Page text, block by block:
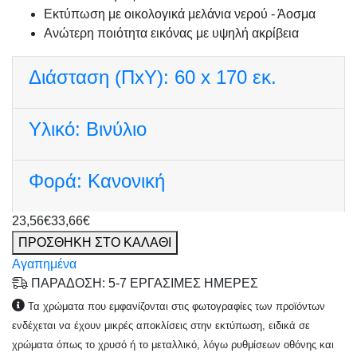
Εκτύπωση με οικολογικά μελάνια νερού - Άοσμα
Ανώτερη ποιότητα εικόνας με υψηλή ακρίβεια
Διάσταση (ΠxΥ): 60 x 170 εκ.
Υλικό: Βινύλιο
Φορά: Κανονική
23,56€33,66€
ΠΡΟΣΘΗΚΗ ΣΤΟ ΚΑΛΑΘΙ
Αγαπημένα
ΠΑΡΑΔΟΣΗ: 5-7 ΕΡΓΑΣΙΜΕΣ ΗΜΕΡΕΣ
Τα χρώματα που εμφανίζονται στις φωτογραφίες των προϊόντων
ενδέχεται να έχουν μικρές αποκλίσεις στην εκτύπωση, ειδικά σε
χρώματα όπως το χρυσό ή το μεταλλικό, λόγω ρυθμίσεων οθόνης και